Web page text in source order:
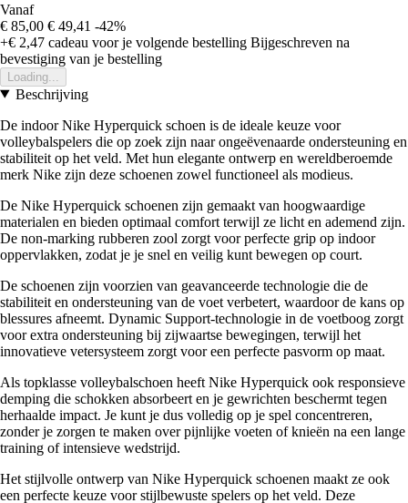
Vanaf
€ 85,00 € 49,41 -42%
+€ 2,47 cadeau voor je volgende bestelling Bijgeschreven na
bevestiging van je bestelling
Loading...
Beschrijving
De indoor Nike Hyperquick schoen is de ideale keuze voor
volleybalspelers die op zoek zijn naar ongeëvenaarde ondersteuning en
stabiliteit op het veld. Met hun elegante ontwerp en wereldberoemde
merk Nike zijn deze schoenen zowel functioneel als modieus.
De Nike Hyperquick schoenen zijn gemaakt van hoogwaardige
materialen en bieden optimaal comfort terwijl ze licht en ademend zijn.
De non-marking rubberen zool zorgt voor perfecte grip op indoor
oppervlakken, zodat je je snel en veilig kunt bewegen op court.
De schoenen zijn voorzien van geavanceerde technologie die de
stabiliteit en ondersteuning van de voet verbetert, waardoor de kans op
blessures afneemt. Dynamic Support-technologie in de voetboog zorgt
voor extra ondersteuning bij zijwaartse bewegingen, terwijl het
innovatieve vetersysteem zorgt voor een perfecte pasvorm op maat.
Als topklasse volleybalschoen heeft Nike Hyperquick ook responsieve
demping die schokken absorbeert en je gewrichten beschermt tegen
herhaalde impact. Je kunt je dus volledig op je spel concentreren,
zonder je zorgen te maken over pijnlijke voeten of knieën na een lange
training of intensieve wedstrijd.
Het stijlvolle ontwerp van Nike Hyperquick schoenen maakt ze ook
een perfecte keuze voor stijlbewuste spelers op het veld. Deze